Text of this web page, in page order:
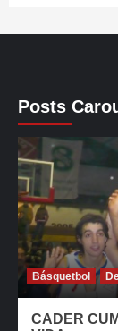
Posts
Básquetbol
CADER